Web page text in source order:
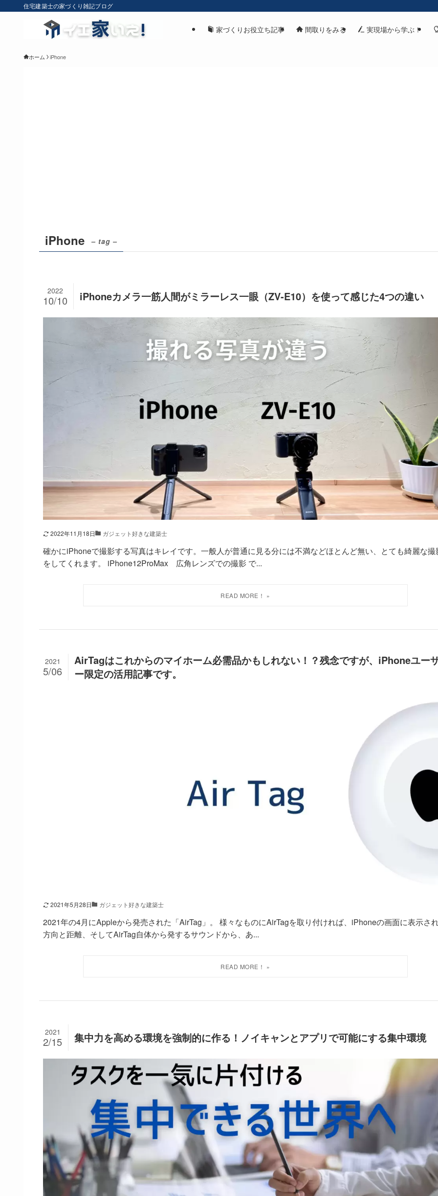
住宅建築士の家づくり雑記ブログ
家づくりお役立ち記事 間取りをみる 実現場から学ぶ！
ホーム iPhone
iPhone – tag –
iPhoneカメラ一筋人間がミラーレス一眼（ZV-E10）を使って感じた4つの違い
2022
10/10
2022年11月18日 ガジェット好きな建築士
確かにiPhoneで撮影する写真はキレイです。一般人が普通に見る分には不満などほとんど無い、とても綺麗な撮
をしてくれます。 iPhone12ProMax 広角レンズでの撮影 で...
AirTagはこれからのマイホーム必需品かもしれない！？残念ですが、iPhoneユー
ー限定の活用記事です。
2021
5/06
2021年5月28日 ガジェット好きな建築士
2021年の4月にAppleから発売された「AirTag」。 様々なものにAirTagを取り付ければ、iPhoneの画面に表示さ
方向と距離、そしてAirTag自体から発するサウンドから、あ...
集中力を高める環境を強制的に作る！ノイキャンとアプリで可能にする集中環境
2021
2/15